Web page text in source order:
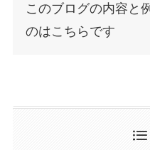
このブログの内容と
のはこちらです